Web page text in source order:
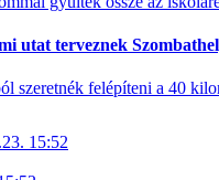
utat terveznek
szeretnék felépíteni a 40
15:52